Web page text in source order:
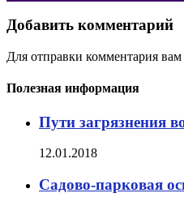
Добавить комментарий
Для отправки комментария
Полезная информация
Пути загрязнения
12.01.2018
Садово-парковая